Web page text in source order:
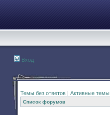
Вход
Темы без ответов | Активные темы
Список форумов